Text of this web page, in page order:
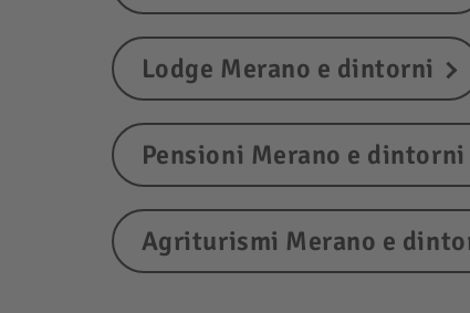
Lodge Merano e dintorni
Pensioni Merano e dintorni
Agriturismi Merano e